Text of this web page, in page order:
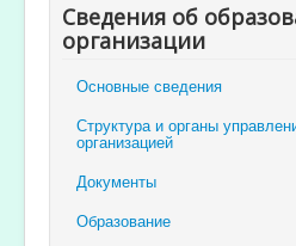
Учителям
Электронный журнал
Сведения об
организации
Основные сведения
Структура и органы
организацией
Документы
Образование